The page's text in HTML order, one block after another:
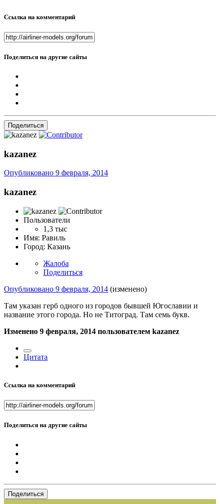
Ссылка на комментарий
Поделиться на другие сайты
Поделиться
kazanez
Опубликовано 9 февраля, 2014
kazanez
Пользователи
1,3 тыс
Имя: Равиль
Город: Казань
Жалоба
Поделиться
Опубликовано 9 февраля, 2014 (изменено)
Там указан герб одного из городов бывшей Югославии и
название этого города. Но не Титоград. Там семь букв.
Изменено 9 февраля, 2014 пользователем kazanez
Цитата
Ссылка на комментарий
Поделиться на другие сайты
Поделиться